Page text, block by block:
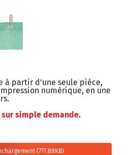
à partir d’une seule pièce,
numérique, en une
simple demande.
(777.88KB)